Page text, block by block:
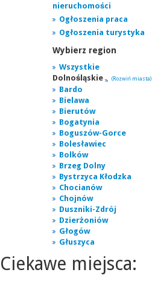
nieruchomości
Ogłoszenia praca
Ogłoszenia turystyka
Wybierz region
Wszystkie
Dolnośląskie
(Rozwiń miasta)
Bardo
Bielawa
Bierutów
Bogatynia
Boguszów-Gorce
Bolesławiec
Bolków
Brzeg Dolny
Bystrzyca Kłodzka
Chocianów
Chojnów
Duszniki-Zdrój
Dzierżoniów
Głogów
Głuszyca
Ciekawe miejsca: